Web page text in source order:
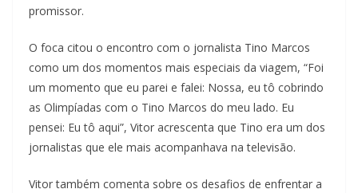
promissor.
O foca citou o encontro com o jornalista Tino Marcos
como um dos momentos mais especiais da viagem, “Foi
um momento que eu parei e falei: Nossa, eu tô cobrindo
as Olimpíadas com o Tino Marcos do meu lado. Eu
pensei: Eu tô aqui”, Vitor acrescenta que Tino era um dos
jornalistas que ele mais acompanhava na televisão.
Vitor também comenta sobre os desafios de enfrentar a